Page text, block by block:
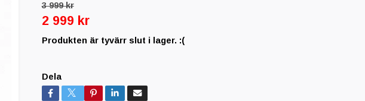
3 999 kr
2 999 kr
Produkten är tyvärr slut i lager. :(
Dela